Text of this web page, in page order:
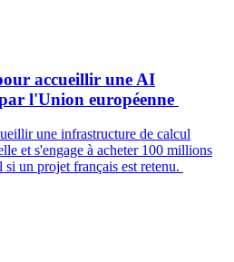
accueillir une AI
l'Union européenne
une infrastructure de calcul
et s'engage à acheter 100 millions
si un projet français est retenu.